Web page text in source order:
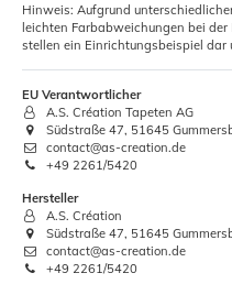
Hinweis: Aufgrund
leichten Farbabweichungen bei
stellen ein Einrichtungsbeispiel dar
EU Verantwortlicher
A.S. Création Tapeten AG
Südstraße 47, 51645
contact@as-creation.de
+49 2261/5420
Hersteller
A.S. Création
Südstraße 47, 51645
contact@as-creation.de
+49 2261/5420